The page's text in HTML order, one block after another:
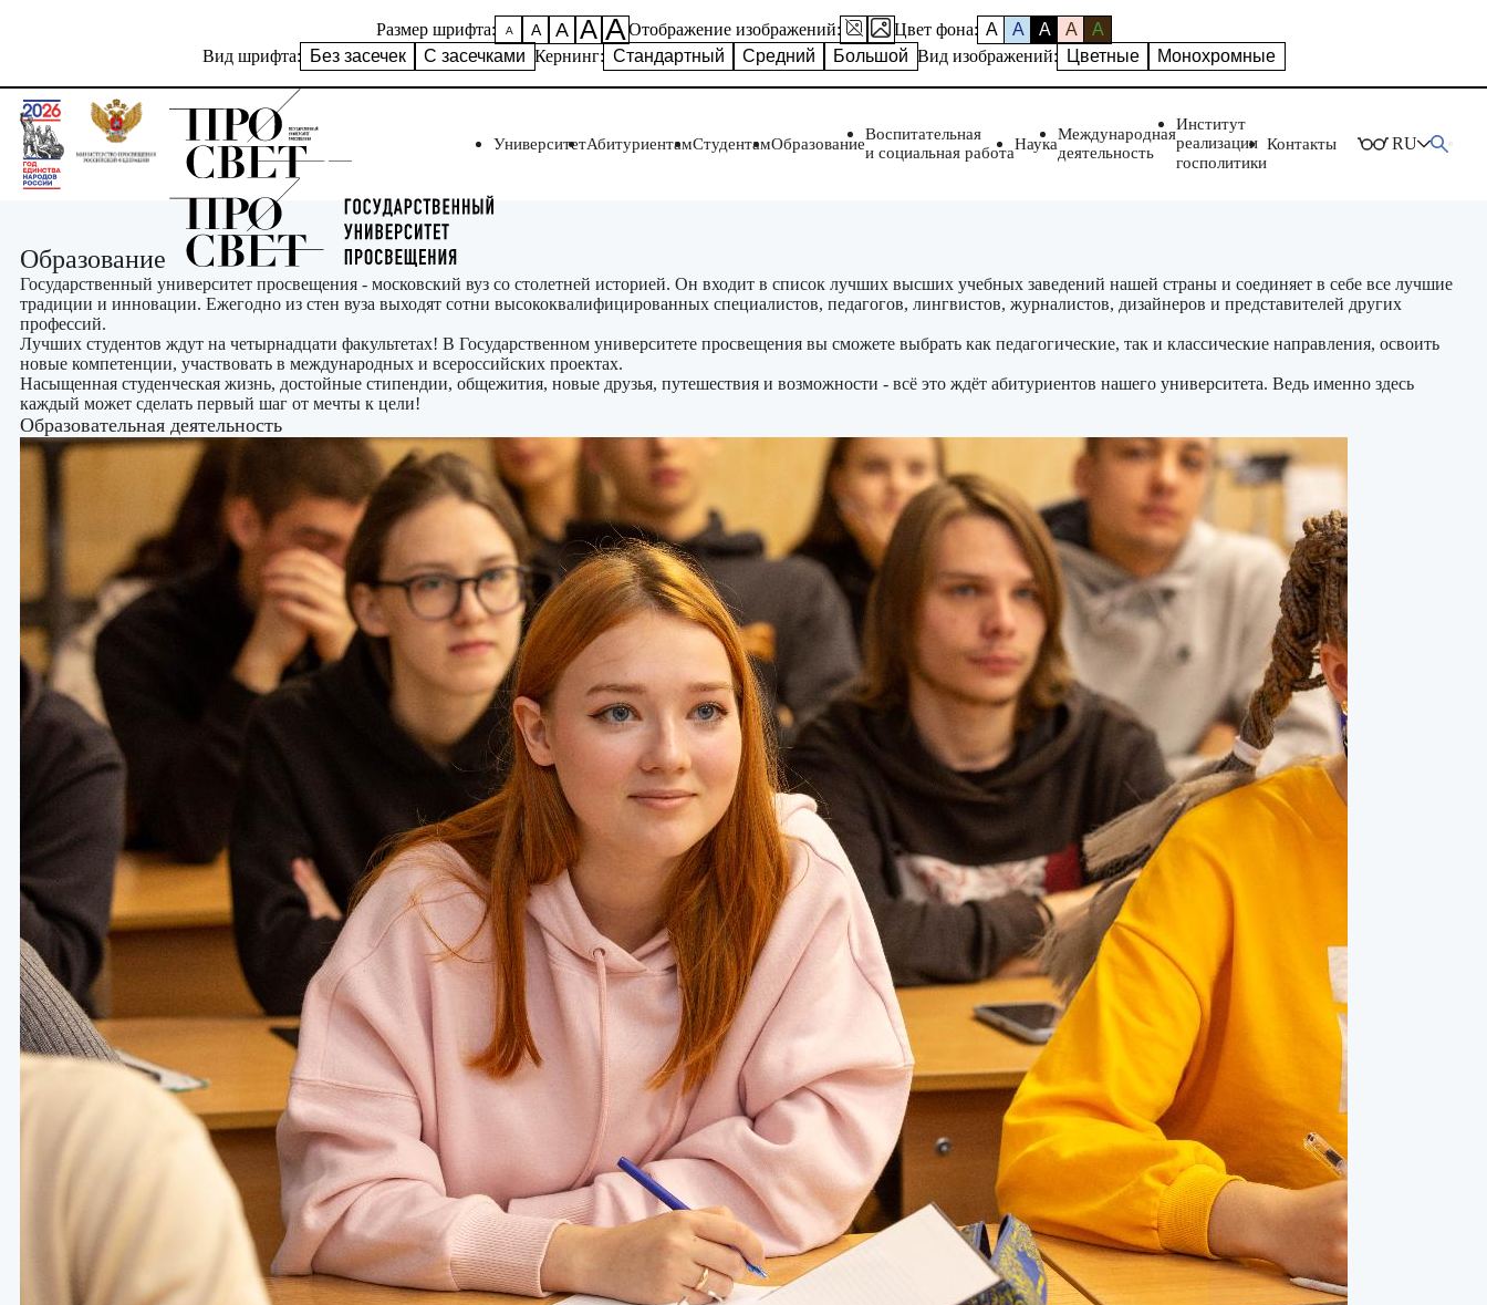
Размер шрифта: А А А А А Отображение изображений: Цвет фона: A A A A
A
Вид шрифта:
Без засечек С засечками Кернинг: Стандартный Средний Большой Вид изображений: Цветные Монохромные
УниверситетАбитуриентамСтудентамОбразование
Воспитательная
и социальная работаНаука
Международная
деятельность
Институт
реализации
госполитики
Контакты RU
Образование
Государственный университет просвещения - московский вуз со столетней историей. Он входит в список лучших высших учебных заведений нашей страны и соединяет в себе все лучшие
традиции и инновации. Ежегодно из стен вуза выходят сотни высококвалифицированных специалистов, педагогов, лингвистов, журналистов, дизайнеров и представителей других
профессий.
Лучших студентов ждут на четырнадцати факультетах! В Государственном университете просвещения вы сможете выбрать как педагогические, так и классические направления, освоить
новые компетенции, участвовать в международных и всероссийских проектах.
Насыщенная студенческая жизнь, достойные стипендии, общежития, новые друзья, путешествия и возможности - всё это ждёт абитуриентов нашего университета. Ведь именно здесь
каждый может сделать первый шаг от мечты к цели!
Образовательная деятельность